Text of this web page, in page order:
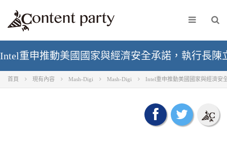
Intel重申推動美國國家與經濟安全承諾，執行長
首頁 現有內容 Mash-Digi Mash-Digi Intel重申推動美國國家與經濟安